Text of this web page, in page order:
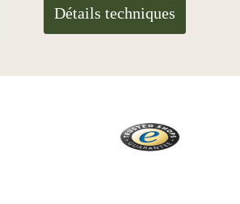
Détails techniques